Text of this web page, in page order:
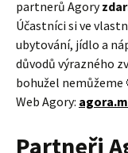
partnerů Agory
Účastníci si ve
ubytování, jídlo a
důvodů výrazného
bohužel nemůžeme
Web Agory:
Partneři